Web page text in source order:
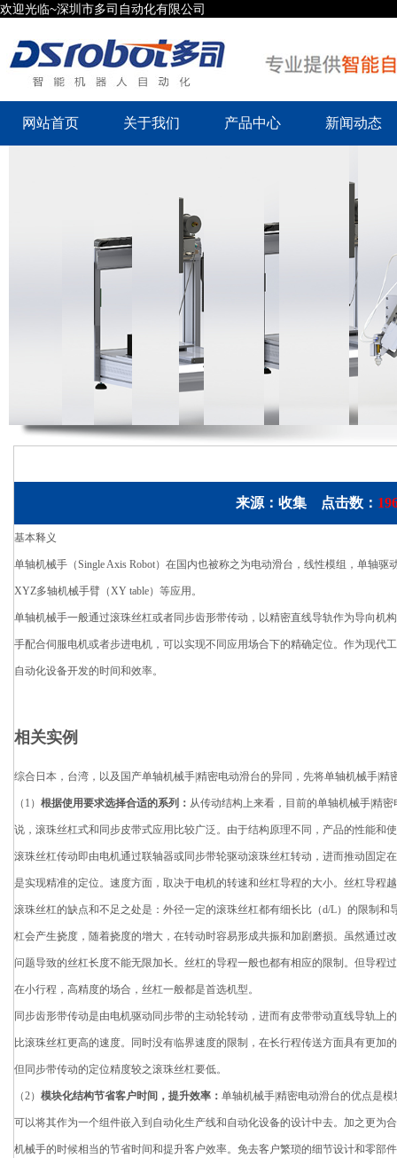
欢迎光临~深圳市多司自动化有限公司
网站首页 关于我们 产品中心 新闻动态
来源：收集 点击数：
基本释义
单轴机械手（Single Axis Robot）在国内也被称之为电动滑台，线性模组，单轴
XYZ多轴机械手臂（XY table）等应用。
单轴机械手一般通过滚珠丝杠或者同步齿形带传动，以精密直线导轨作为导向
手配合伺服电机或者步进电机，可以实现不同应用场合下的精确定位。作为现代
自动化设备开发的时间和效率。
相关实例
综合日本，台湾，以及国产单轴机械手|精密电动滑台的异同，先将单轴机械手|精
（1） 根据使用要求选择合适的系列： 从传动结构上来看，目前的单轴机械手|精
说，滚珠丝杠式和同步皮带式应用比较广泛。由于结构原理不同，产品的性能和
滚珠丝杠传动即由电机通过联轴器或同步带轮驱动滚珠丝杠转动，进而推动固
是实现精准的定位。速度方面，取决于电机的转速和丝杠导程的大小。丝杠导程
滚珠丝杠的缺点和不足之处是：外径一定的滚珠丝杠都有细长比（d/L）的限制
杠会产生挠度，随着挠度的增大，在转动时容易形成共振和加剧磨损。虽然通
问题导致的丝杠长度不能无限加长。丝杠的导程一般也都有相应的限制。但导程
在小行程，高精度的场合，丝杠一般都是首选机型。
同步齿形带传动是由电机驱动同步带的主动轮转动，进而有皮带带动直线导轨
比滚珠丝杠更高的速度。同时没有临界速度的限制，在长行程传送方面具有更加
但同步带传动的定位精度较之滚珠丝杠要低。
（2） 模块化结构节省客户时间，提升效率： 单轴机械手|精密电动滑台的优点是
可以将其作为一个组件嵌入到自动化生产线和自动化设备的设计中去。加之更为
机械手的时候相当的节省时间和提升客户效率。免去客户繁琐的细节设计和零部